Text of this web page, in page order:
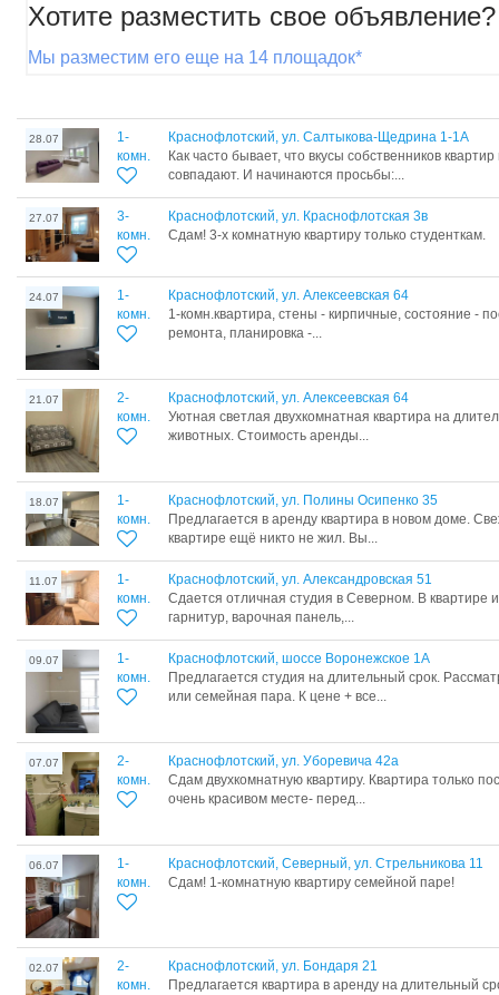
Хотите разместить свое объявление?
Мы разместим его еще на 14 площадок*
28.07
1-
комн.
Краснофлотский, ул. Салтыкова-Щедрина 1-1А
Как часто бывает, что вкусы собственников
совпадают. И начинаются просьбы:...
27.07
3-
комн.
Краснофлотский, ул. Краснофлотская 3в
Сдам! 3-х комнатную квартиру только студенткам.
24.07
1-
комн.
Краснофлотский, ул. Алексеевская 64
1-комн.квартира, стены - кирпичные, состояние -
ремонта, планировка -...
21.07
2-
комн.
Краснофлотский, ул. Алексеевская 64
Уютная светлая двухкомнатная квартира на
животных. Стоимость аренды...
18.07
1-
комн.
Краснофлотский, ул. Полины Осипенко 35
Предлагается в аренду квартира в новом доме.
квартире ещё никто не жил. Вы...
11.07
1-
комн.
Краснофлотский, ул. Александровская 51
Сдается отличная студия в Северном. В квартире
гарнитур, варочная панель,...
09.07
1-
комн.
Краснофлотский, шоссе Воронежское 1А
Предлагается студия на длительный срок.
или семейная пара. К цене + все...
07.07
2-
комн.
Краснофлотский, ул. Уборевича 42а
Сдам двухкомнатную квартиру. Квартира только
очень красивом месте- перед...
06.07
1-
комн.
Краснофлотский, Северный, ул. Стрельникова 11
Сдам! 1-комнатную квартиру семейной паре!
02.07
2-
комн.
Краснофлотский, ул. Бондаря 21
Предлагается квартира в аренду на длительный